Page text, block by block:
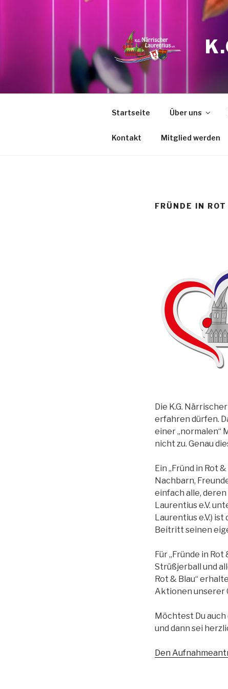
Startseite Über uns
Kontakt Mitglied werden
FRÜNDE IN
Die K.G.
erfahren dürfen.
einer „normalen“
nicht zu. Genau
Ein „Fründ in Rot
Nachbarn,
einfach alle, deren
Laurentius e.V.
Laurentius e.V.)
Beitritt seinen
Für „Fründe in
Strüßjerball und
Rot & Blau“
Aktionen unserer
Möchtest Du auch
und dann sei
Den